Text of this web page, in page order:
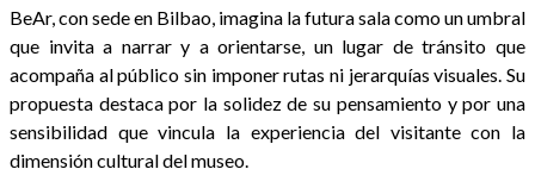
BeAr, con sede en Bilbao, imagina la futura sala como un umbral
que invita a narrar y a orientarse, un lugar de tránsito que
acompaña al público sin imponer rutas ni jerarquías visuales. Su
propuesta destaca por la solidez de su pensamiento y por una
sensibilidad que vincula la experiencia del visitante con la
dimensión cultural del museo.